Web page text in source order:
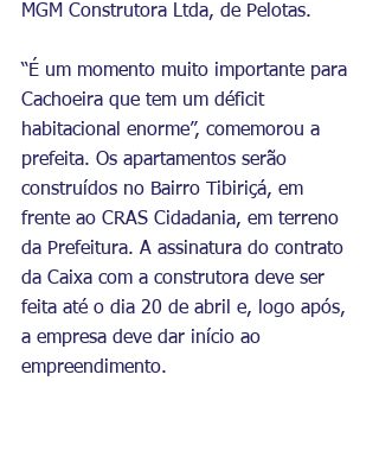
MGM Construtora Ltda, de Pelotas.
“É um momento muito importante para
Cachoeira que tem um déficit
habitacional enorme”, comemorou a
prefeita. Os apartamentos serão
construídos no Bairro Tibiriçá, em
frente ao CRAS Cidadania, em terreno
da Prefeitura. A assinatura do contrato
da Caixa com a construtora deve ser
feita até o dia 20 de abril e, logo após,
a empresa deve dar início ao
empreendimento.